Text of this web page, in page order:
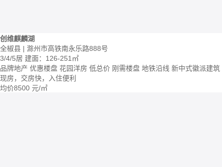
创维麒麟湖
全椒县 | 滁州市高铁南永乐路888号
3/4/5居 建面：126-251㎡
品牌地产 优惠楼盘 花园洋房 低总价 刚需楼盘 地铁沿线 新中式徽派建筑
现房，交房快，入住便利
均价8500 元/㎡